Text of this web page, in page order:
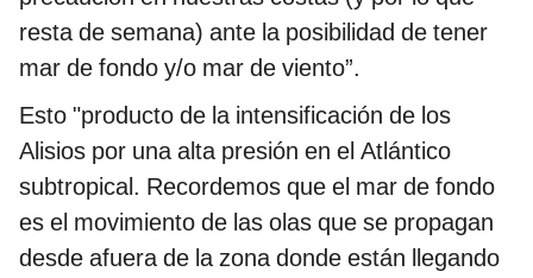
resta de semana) ante la posibilidad de tener
mar de fondo y/o mar de viento”.
Esto "producto de la intensificación de los
Alisios por una alta presión en el Atlántico
subtropical. Recordemos que el mar de fondo
es el movimiento de las olas que se propagan
desde afuera de la zona donde están llegando